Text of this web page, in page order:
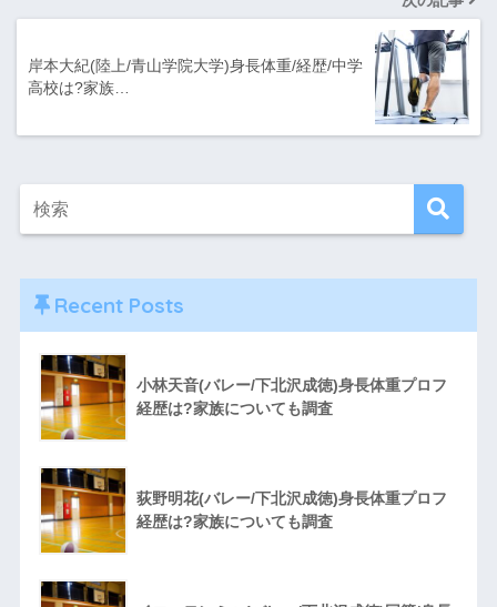
岸本大紀(陸上/青山学院大学)身長体重/経歴/中学
高校は?家族…
Recent Posts
小林天音(バレー/下北沢成徳)身長体重プロフ
経歴は?家族についても調査
荻野明花(バレー/下北沢成徳)身長体重プロフ
経歴は?家族についても調査